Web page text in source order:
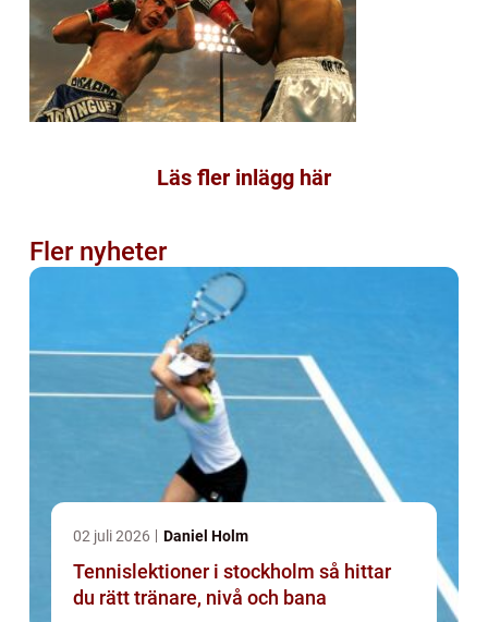
Läs fler inlägg här
Fler nyheter
02 juli 2026 Daniel Holm
Tennislektioner i stockholm så hittar
du rätt tränare, nivå och bana